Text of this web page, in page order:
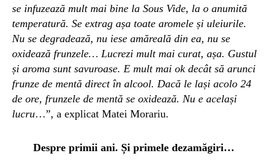
se infuzează mult mai bine la Sous Vide, la o anumită
temperatură. Se extrag așa toate aromele și uleiurile.
Nu se degradează, nu iese amăreală din ea, nu se
oxidează frunzele… Lucrezi mult mai curat, așa. Gustul
și aroma sunt savuroase. E mult mai ok decât să arunci
frunze de mentă direct în alcool. Dacă le lași acolo 24
de ore, frunzele de mentă se oxidează. Nu e același
lucru…”, a explicat Matei Morariu.
Despre primii ani. Și primele dezamăgiri…